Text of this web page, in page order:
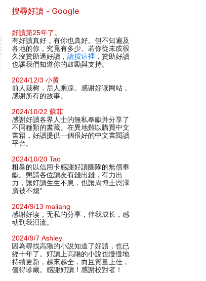
搜尋好讀 - Google
好讀第25年了 。
有好讀真好，有你也真好。但不知遍及
各地的你，究竟有多少。若你從未或很
久沒贊助過好讀， 請按這裡 ，贊助好讀
也讓我們知道你的鼓勵與支持。
2024/12/3 小黄
前人栽树，后人乘凉。感谢好读网站，
感谢所有的故事。
2024/10/22 蘇菲
感謝好讀各界人士的無私奉獻并分享了
不同種類的書藏。在異地難以購買中文
書籍，好讀提供一個很好的中文書閱讀
平台。
2024/10/20 Tao
粗暴的以信用卡感謝好讀團隊的無償奉
獻。懇請各位讀友有錢出錢，有力出
力，讓好讀生生不息，也讓周博士恩澤
廣被不熄°
2024/9/13 maliang
感谢好读，无私的分享，伴我成长，感
动到我泪流。
2024/9/7 Ashley
因為尋找高陽的小說知道了好讀，也已
經十年了。好讀上高陽的小說也慢慢地
持續更新，越來越全，而且質量上佳，
值得珍藏。感謝好讀！感謝校對者！